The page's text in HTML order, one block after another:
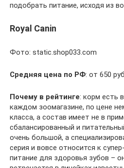
подобрать питание, исходя из
Royal Canin
Фото: static.shop033.com
Средняя цена по РФ: от 650
Почему в рейтинге: корм есть
каждом зоомагазине, по цене
класса, а состав имеет не в
сбалансированный и
очень большой, а
серия и вовсе относится к
питание для здоровья зубов –